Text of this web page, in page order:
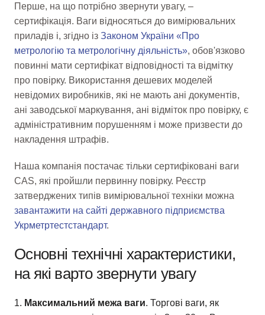
Перше, на що потрібно звернути увагу, –
сертифікація. Ваги відносяться до вимірювальних
приладів і, згідно із Законом України «Про
метрологію та метрологічну діяльність», обов'язково
повинні мати сертифікат відповідності та відмітку
про повірку. Використання дешевих моделей
невідомих виробників, які не мають ані документів,
ані заводської маркування, ані відміток про повірку, є
адміністративним порушенням і може призвести до
накладення штрафів.
Наша компанія постачає тільки сертифіковані ваги
CAS, які пройшли первинну повірку. Реєстр
затверджених типів вимірювальної техніки можна
завантажити на сайті державного підприємства
Укрметртестстандарт.
Основні технічні характеристики,
на які варто звернути увагу
Максимальний межа ваги. Торгові ваги, як